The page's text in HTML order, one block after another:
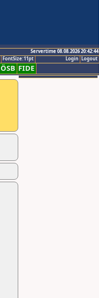
Servertime 08.08.2026 20:42:44
Logout
Login
FontSize:11pt
ÖSB FIDE